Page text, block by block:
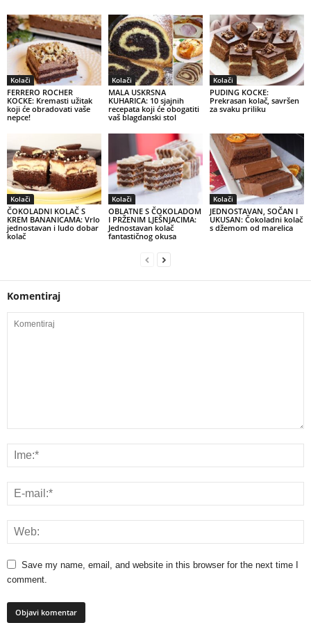
Kolači
FERRERO ROCHER
KOCKE: Kremasti užitak
koji će obradovati vaše
nepce!
Kolači
MALA USKRSNA
KUHARICA: 10 sjajnih
recepata koji će obogatiti
vaš blagdanski stol
Kolači
PUDING KOCKE:
Prekrasan kolač, savršen
za svaku priliku
Kolači
ČOKOLADNI KOLAČ S
KREM BANANICAMA: Vrlo
jednostavan i ludo dobar
kolač
Kolači
OBLATNE S ČOKOLADOM
I PRŽENIM LJEŠNJACIMA:
Jednostavan kolač
fantastičnog okusa
Kolači
JEDNOSTAVAN, SOČAN I
UKUSAN: Čokoladni kolač
s džemom od marelica
Komentiraj
Save my name, email, and website in this browser for the next time I
comment.